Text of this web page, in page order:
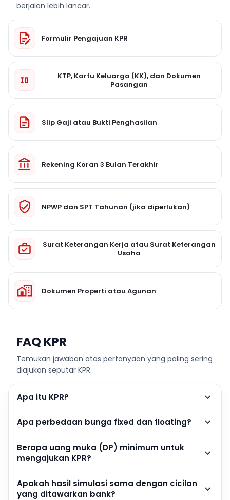
berjalan lebih lancar.
Formulir Pengajuan KPR
KTP, Kartu Keluarga (KK), dan Dokumen
Pasangan
Slip Gaji atau Bukti Penghasilan
Rekening Koran 3 Bulan Terakhir
NPWP dan SPT Tahunan (jika diperlukan)
Surat Keterangan Kerja atau Surat Keterangan
Usaha
Dokumen Properti atau Agunan
FAQ KPR
Temukan jawaban atas pertanyaan yang paling sering
diajukan seputar KPR.
Apa itu KPR?
Apa perbedaan bunga fixed dan floating?
Berapa uang muka (DP) minimum untuk
mengajukan KPR?
Apakah hasil simulasi sama dengan cicilan
yang ditawarkan bank?